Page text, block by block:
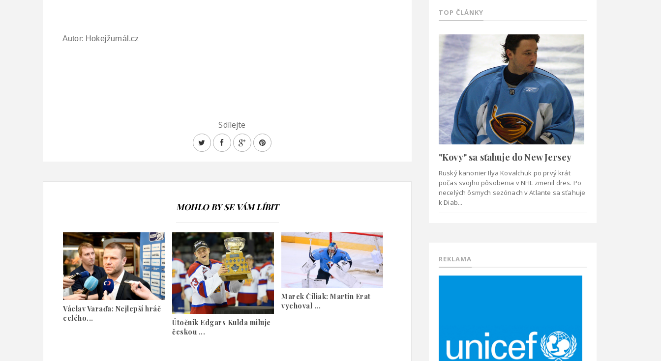
Autor: Hokejžurnál.cz
Sdílejte
MOHLO BY SE VÁM LÍBIT
Václav Varaďa: Nejlepší hráč
celého...
Útočník Edgars Kulda miluje
českou ...
Marek Čiliak: Martin Erat
vychoval ...
TOP ČLÁNKY
"Kovy" sa sťahuje do New Jersey
Ruský kanonier Ilya Kovalchuk po prvý krát
počas svojho pôsobenia v NHL zmenil dres. Po
necelých ôsmych sezónach v Atlante sa sťahuje
k Diab...
REKLAMA